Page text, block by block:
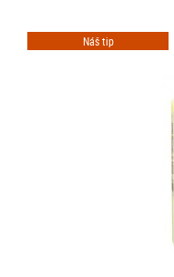
Náš tip